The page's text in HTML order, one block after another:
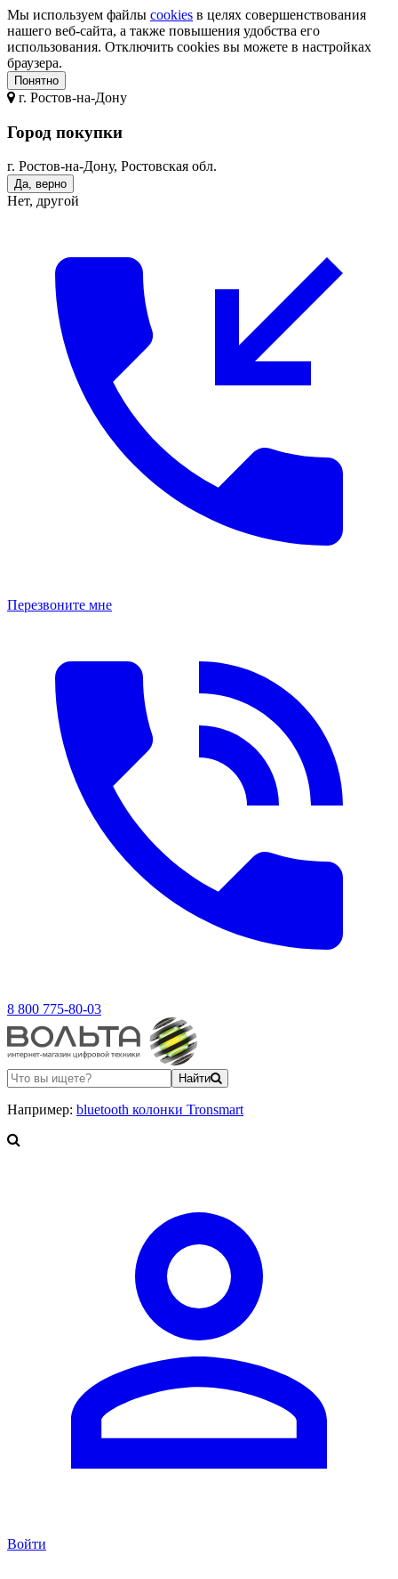
Мы используем файлы cookies в целях совершенствования
нашего веб-сайта, а также повышения удобства его
использования. Отключить cookies вы можете в настройках
браузера.
Понятно
г. Ростов-на-Дону
Город покупки
г. Ростов-на-Дону, Ростовская обл.
Да, верно
Нет, другой
Перезвоните мне
8 800 775-80-03
Найти
Например: bluetooth колонки Tronsmart
Войти